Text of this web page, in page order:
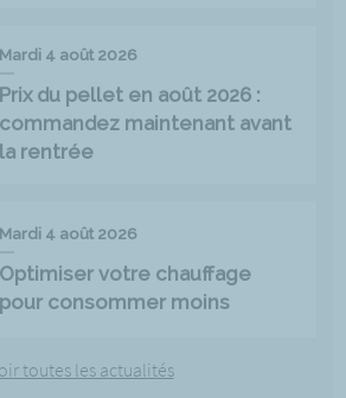
Mardi 4 août 2026
Prix du pellet en août 2026 :
commandez maintenant avant
la rentrée
Mardi 4 août 2026
Optimiser votre chauffage
pour consommer moins
toutes les actualités